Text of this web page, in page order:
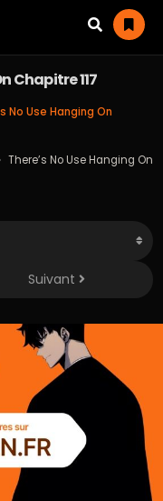
Chapitre 117
No Use Hanging On
› There’s No Use Hanging On
Suivant